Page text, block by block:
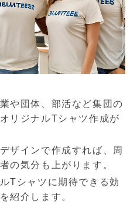
や団体、部活など集団の
リジナルTシャツ作成が
ザインで作成すれば、周
の気分も上がります。
Tシャツに期待できる効
紹介します。